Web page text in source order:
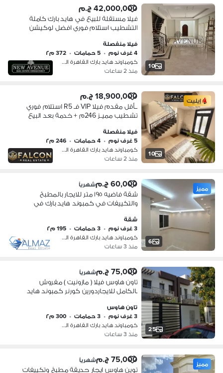
10
42,000,000 ج.م
فيلا مستقلة للبيع في هايد بارك كاملة
التشطيب استلام فوري افضل لوكيشن
فيلا منفصلة
4 غرف نوم
• 5 حمامات • 372 م٢
كومباوند هايد بارك القاهرة الجديدة،…
منذ 2 ساعات
10
إيليت 18,900,000 ج.م
بـأقل مقدم فيلا VIP فـ R5 استلام فوري
تشطيب مميـز 246م + خدمة بعد البيع
New Cairo
فيلا منفصلة
5 غرف نوم
• 4 حمامات • 246 م٢
كومباوند هايد بارك القاهرة الجديدة،…
منذ 2 ساعات
6
مميز 60,000 ج.م شهرياً
شقة فاضيه ١٩٥ متر للايجار بالمطبخ
والتكييفات في كمبوند هايد بارك في
شقة
3 غرف نوم
• 3 حمامات • 195 م٢
كومباوند هايد بارك القاهرة الجديدة،…
منذ 3 ساعات
25
75,000 ج.م شهرياً
تاون هاوس فيلا ( مازونيت ) مفروش
بالكامل للايجاردورين كورنر كمبوند هايد
بجوار كمبوند ميفيدا الجامعة الامريكية
تاون هاوس
3 غرف نوم
• 3 حمامات • 300 م٢
كومباوند هايد بارك القاهرة الجديدة،…
منذ 3 ساعات
مميز 75,000 ج.م شهرياً
توين هاوس ايجار حديقة مطبخ وتكييفات